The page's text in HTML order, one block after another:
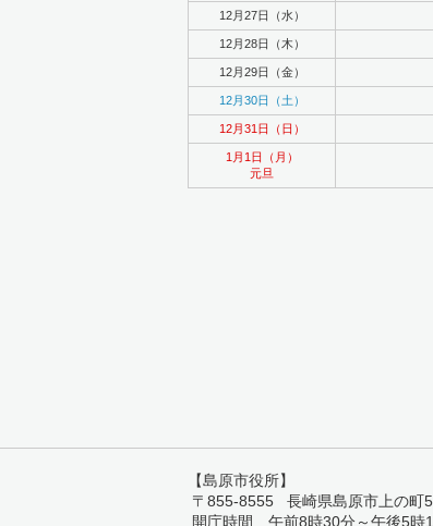
12月27日（水）
12月28日（木）
12月29日（金）
12月30日（土）
12月31日（日）
1月1日（月）
元旦
【島原市役所】
〒855-8555 長崎県島原市上の
開庁時間 午前8時30分～午後5時